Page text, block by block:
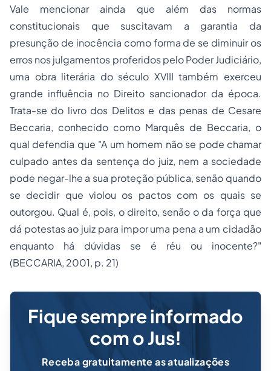
Vale mencionar ainda que além das normas
constitucionais que suscitavam a garantia da
presunção de inocência como forma de se diminuir os
erros nos julgamentos proferidos pelo Poder Judiciário,
uma obra literária do século XVIII também exerceu
grande influência no Direito sancionador da época.
Trata-se do livro dos Delitos e das penas de Cesare
Beccaria, conhecido como Marquês de Beccaria, o
qual defendia que "A um homem não se pode chamar
culpado antes da sentença do juiz, nem a sociedade
pode negar-lhe a sua proteção pública, senão quando
se decidir que violou os pactos com os quais se
outorgou. Qual é, pois, o direito, senão o da força que
dá potestasao juiz para impor uma pena a um cidadão
enquanto há dúvidas se é réu ou inocente?"
(BECCARIA, 2001, p. 21)
Fique sempre informado
com o Jus!
Receba gratuitamente as atualizações